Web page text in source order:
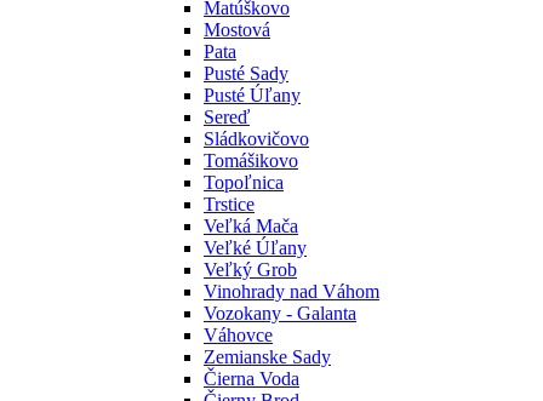
Matúškovo
Mostová
Pata
Pusté Sady
Pusté Úľany
Sereď
Sládkovičovo
Tomášikovo
Topoľnica
Trstice
Veľká Mača
Veľké Úľany
Veľký Grob
Vinohrady nad Váhom
Vozokany - Galanta
Váhovce
Zemianske Sady
Čierna Voda